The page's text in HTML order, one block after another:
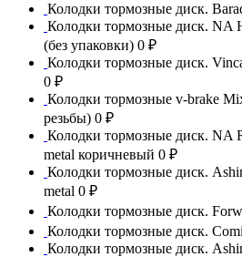
Колодки тормозные диск.
Колодки тормозные диск. NA
(без упаковки) 0 ₽
Колодки тормозные диск.
0 ₽
Колодки тормозные v-brake
резьбы) 0 ₽
Колодки тормозные диск. NA
metal коричневый 0 ₽
Колодки тормозные диск.
metal 0 ₽
Колодки тормозные диск.
Колодки тормозные диск.
Колодки тормозные диск.